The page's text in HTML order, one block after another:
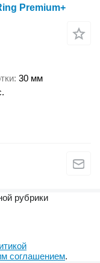
Premium+
30 мм
рубрики
соглашением.